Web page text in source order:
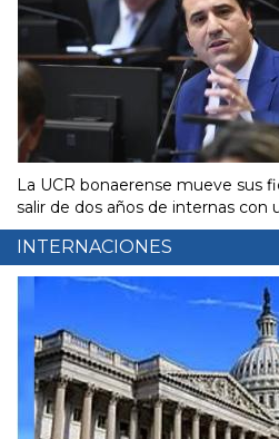
La UCR bonaerense mueve sus
salir de dos años de internas con
INTERNACIONES